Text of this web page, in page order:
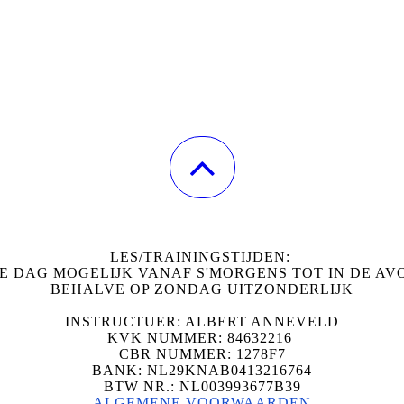
LES/TRAININGSTIJDEN:
DAG MOGELIJK VANAF S'MORGENS TOT IN DE
BEHALVE OP ZONDAG UITZONDERLIJK
INSTRUCTUER: ALBERT ANNEVELD
KVK NUMMER: 84632216
CBR NUMMER: 1278F7
BANK: NL29KNAB0413216764
BTW NR.: NL003993677B39